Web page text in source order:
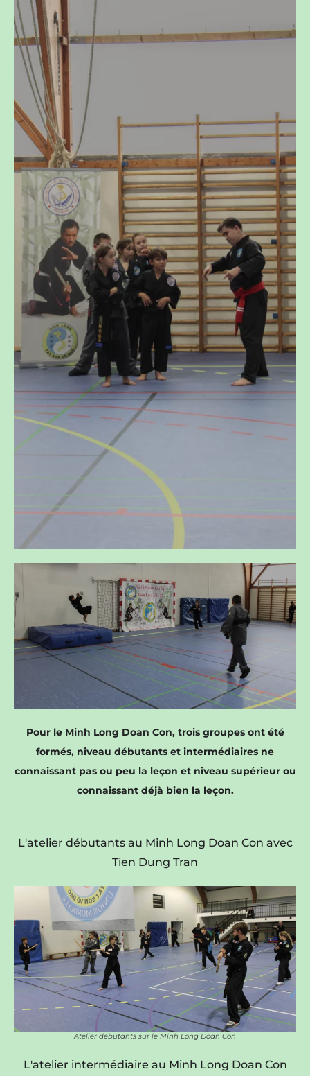
Pour le Minh Long Doan Con, trois groupes ont été
formés, niveau débutants et intermédiaires ne
connaissant pas ou peu la leçon et niveau supérieur ou
connaissant déjà bien la leçon.
L'atelier débutants au Minh Long Doan Con avec
Tien Dung Tran
Atelier débutants sur le Minh Long Doan Con
L'atelier intermédiaire au Minh Long Doan Con